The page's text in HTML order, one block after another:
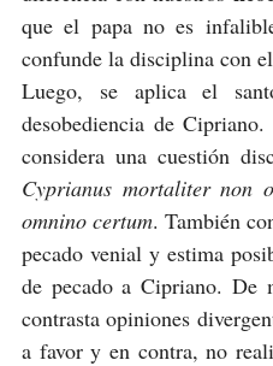
que el papa no es
confunde la disciplina con
Luego, se aplica el
desobediencia de
considera una cuestión
Cyprianus mortaliter non
omnino certum. También
pecado venial y estima
de pecado a Cipriano. De
contrasta opiniones
a favor y en contra, no